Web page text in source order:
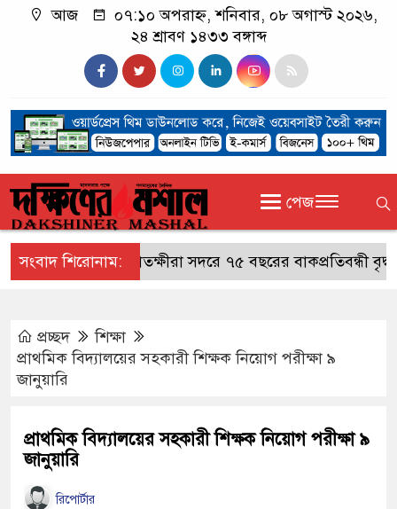
আজ
০৭:১০ অপরাহ্ন, শনিবার, ০৮ অগাস্ট ২০২৬,
২৪ শ্রাবণ ১৪৩৩ বঙ্গাব্দ
পেজ
সংবাদ শিরোনাম:সাতক্ষীরা সদরে ৭৫ বছরের বাকপ্রতিবন্ধী বৃদ্ধ
প্রচ্ছদ
শিক্ষা
প্রাথমিক বিদ্যালয়ের সহকারী শিক্ষক নিয়োগ পরীক্ষা ৯
জানুয়ারি
প্রাথমিক বিদ্যালয়ের সহকারী শিক্ষক নিয়োগ পরীক্ষা ৯
জানুয়ারি
রিপোর্টার